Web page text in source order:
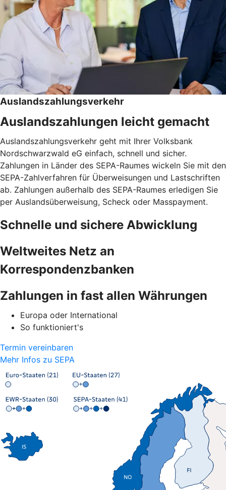
Auslandszahlungsverkehr
Auslandszahlungen leicht gemacht
Auslandszahlungsverkehr geht mit Ihrer Volksbank
Nordschwarzwald eG einfach, schnell und sicher.
Zahlungen in Länder des SEPA-Raumes wickeln Sie mit den
SEPA-Zahlverfahren für Überweisungen und Lastschriften
ab. Zahlungen außerhalb des SEPA-Raumes erledigen Sie
per Auslandsüberweisung, Scheck oder Masspayment.
Schnelle und sichere Abwicklung
Weltweites Netz an
Korrespondenzbanken
Zahlungen in fast allen Währungen
Europa oder International
So funktioniert's
Termin vereinbaren
Mehr Infos zu SEPA